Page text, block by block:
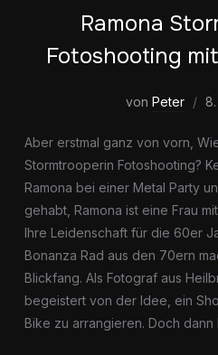
Ramona
Fotoshooting
von Peter
Aber erstmal ganz von vorn,
Stormtrooperin Fotoshooting?
Ramona bei einer Metal Party
gehabt, Ramona ist eine Frau
Ihre Leidenschaft für die 60er
Bonanza Rad aus den 70ern
Blickfang. Als Fotograf aus
begeistert von der Idee, ein
Bike zu arrangieren. Doch